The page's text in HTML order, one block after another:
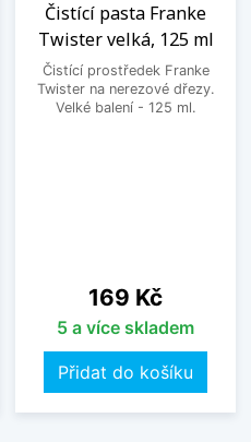
Čistící pasta Franke
Twister velká, 125 ml
Čistící prostředek Franke
Twister na nerezové dřezy.
Velké balení - 125 ml.
Cena
169 Kč
5 a více skladem
Přidat do košíku